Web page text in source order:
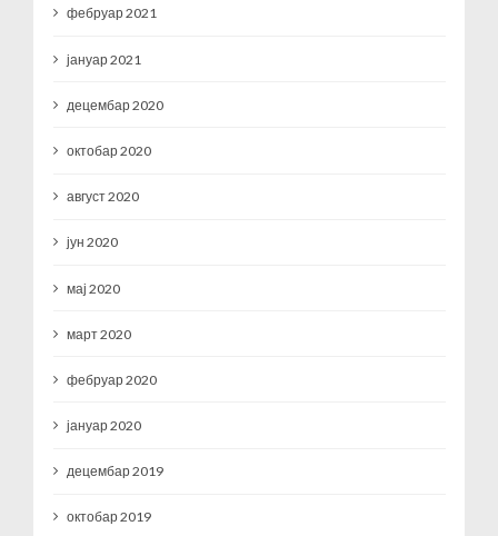
фебруар 2021
јануар 2021
децембар 2020
октобар 2020
август 2020
јун 2020
мај 2020
март 2020
фебруар 2020
јануар 2020
децембар 2019
октобар 2019